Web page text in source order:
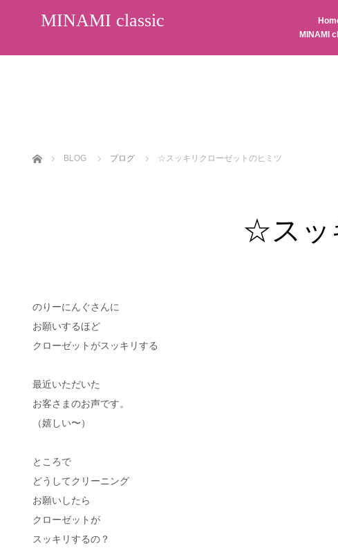
MINAMI classic
MINAMI
ホーム BLOG ブログ ☆スッキリクローゼットのヒミツ
☆スッ
のりーにんぐさんに
お願いするほど
クローゼットがスッキリする
最近いただいた
お客さまのお声です。
（嬉しい〜）
ところで
どうしてクリーニング
お願いしたら
クローゼットが
スッキリするの？